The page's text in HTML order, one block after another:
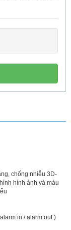
chống nhiễu 3D-
hình ảnh và màu
in / alarm out )